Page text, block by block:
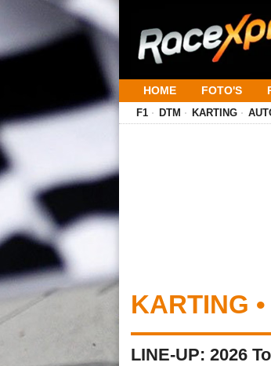
HOME FOTO'S
F1 DTM KARTING
KARTING
LINE-UP: 2026